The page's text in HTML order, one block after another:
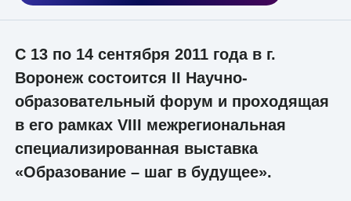
С 13 по 14 сентября 2011 года в г.
Воронеж состоится II Научно-
образовательный форум и проходящая
в его рамках VIII межрегиональная
специализированная выставка
«Образование – шаг в будущее».